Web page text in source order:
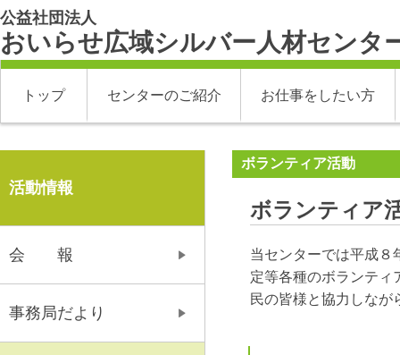
公益社団法人
おいらせ広域シルバー人材センタ
トップ センターのご紹介 お仕事をしたい方
ボランティア活動
ボランティア
当センターでは平成８
定等各種のボランティ
民の皆様と協力しなが
活動情報
会 報
事務局だより